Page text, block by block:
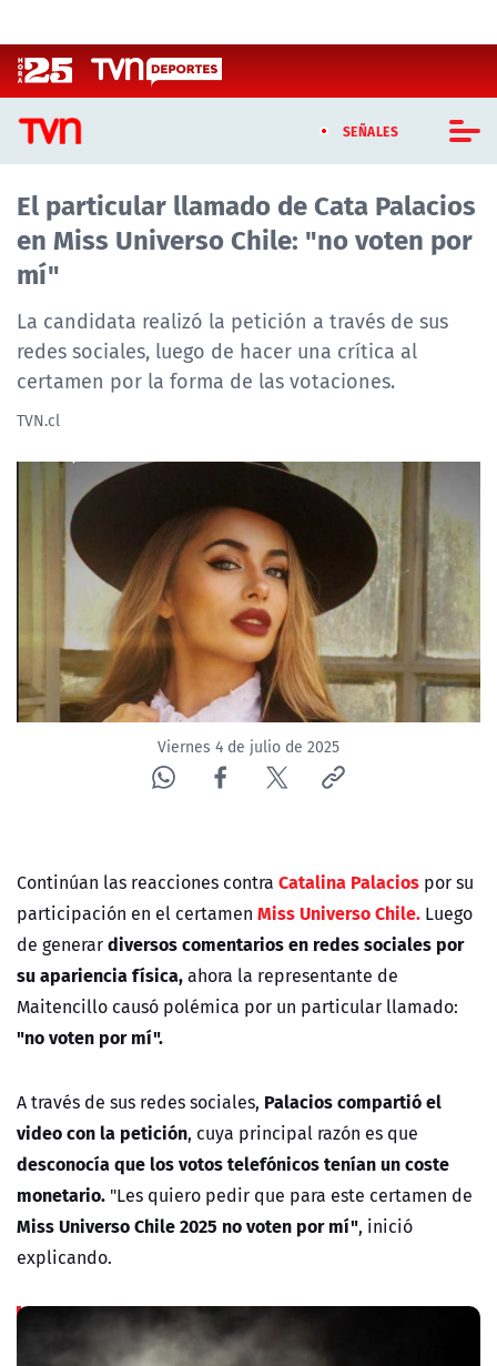
SEÑALES
CASTING MASTERCHEF CHILE
CASTING TVN VERTICAL
TVN VERTICAL
TVN PLAY
PROGRAMAS
TELESERIES
ACTUALIDAD Y TENDENCIAS
CORPORATIVO Y TRANSPARENCIA
CANAL DE DENUNCIAS
ÁREA DE PROYECTOS
El particular llamado de Cata Palacios
en Miss Universo Chile: "no voten por
mí"
La candidata realizó la petición a través de sus
redes sociales, luego de hacer una crítica al
certamen por la forma de las votaciones.
TVN.cl
Viernes 4 de julio de 2025
Continúan las reacciones contra Catalina Palacios por su
participación en el certamen Miss Universo Chile. Luego
de generardiversos comentarios en redes sociales por
su apariencia física,ahora la representante de
Maitencillo causó polémica por un particular llamado:
"no voten por mí".
A través de sus redes sociales, Palacios compartió el
video con la petición, cuya principal razón es que
desconocía que los votos telefónicos tenían un coste
monetario. "Les quiero pedir que para este certamen de
Miss Universo Chile 2025 no voten por mí", inició
explicando.